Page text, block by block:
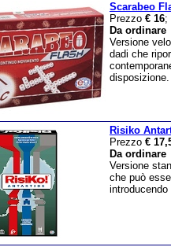
Scarabeo
Prezzo € 16;
Da ordinare
Versione
dadi che
disposizione.
Risiko
Prezzo €
Da ordinare
Versione
che può